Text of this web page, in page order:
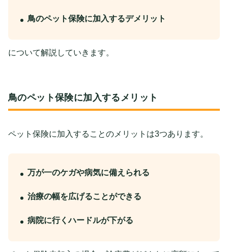
鳥のペット保険に加入するデメリット
について解説していきます。
鳥のペット保険に加入するメリット
ペット保険に加入することのメリットは3つあります。
万が一のケガや病気に備えられる
治療の幅を広げることができる
病院に行くハードルが下がる